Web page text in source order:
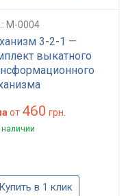
M-0004
3-2-1 —
выкатного
от 460 грн.
Купить в 1 клик